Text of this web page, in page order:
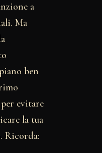
a
Ma
ben
evitare
la tua
Ricorda: